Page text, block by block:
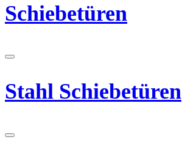
Schiebetüren
Stahl Schiebetüren